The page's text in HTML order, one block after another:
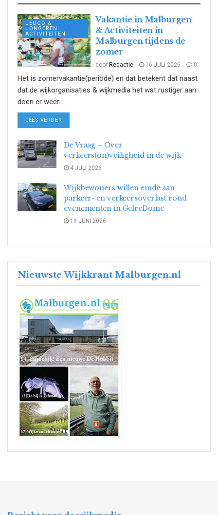
JEUGD &
JONGEREN
ACTIVITEITEN
Vakantie in Malburgen
& Activiteiten in
Malburgen tijdens de
zomer
door Redactie 16 JULI 2026 0
Het is zomervakantie(periode) en dat betekent dat naast
dat de wijkorganisaties & wijkmedia het wat rustiger aan
doen er weer...
LEES VERDER
De Vraag – Over
verkeers(on)veiligheid in de wijk
4 JULI 2026
Wijkbewoners willen einde aan
parkeer- en verkeersoverlast rond
evenementen in GelreDome
19 JUNI 2026
Nieuwste Wijkkrant Malburgen.nl